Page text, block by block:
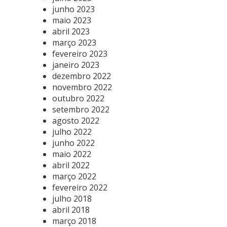
junho 2023
maio 2023
abril 2023
março 2023
fevereiro 2023
janeiro 2023
dezembro 2022
novembro 2022
outubro 2022
setembro 2022
agosto 2022
julho 2022
junho 2022
maio 2022
abril 2022
março 2022
fevereiro 2022
julho 2018
abril 2018
março 2018